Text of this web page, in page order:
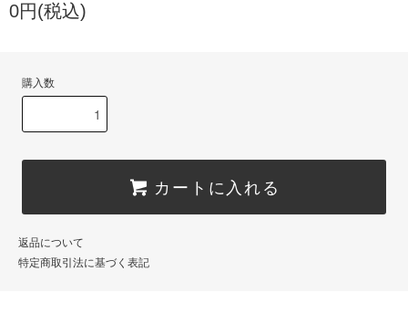
0円(税込)
購入数
カートに入れる
返品について
特定商取引法に基づく表記